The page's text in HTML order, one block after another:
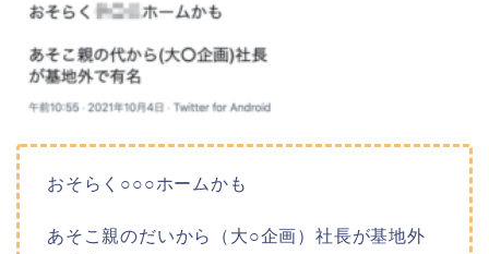
おそらく○○○ホームかも
あそこ親のだいから（大○企画）社長が基地外